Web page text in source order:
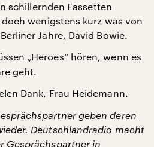
schillernden Fassetten
wenigstens kurz was von
Jahre, David Bowie.
„Heroes“ hören, wenn es
geht.
Dank, Frau Heidemann.
geben deren
Deutschlandradio macht
Gesprächspartner in